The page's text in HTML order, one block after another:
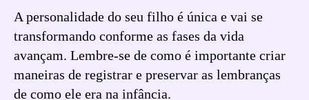
A personalidade do seu filho é única e vai se
transformando conforme as fases da vida
avançam. Lembre-se de como é importante criar
maneiras de registrar e preservar as lembranças
de como ele era na infância.